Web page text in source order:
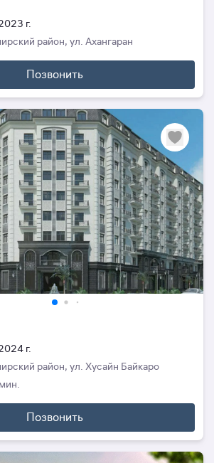
г.
район, ул. Ахангаран
Позвонить
г.
район, ул. Хусайн Байкаро
Позвонить